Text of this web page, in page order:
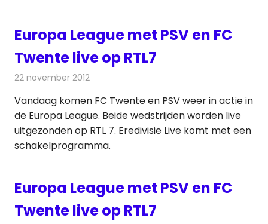
Europa League met PSV en FC
Twente live op RTL7
22 november 2012
Vandaag komen FC Twente en PSV weer in actie in
de Europa League. Beide wedstrijden worden live
uitgezonden op RTL 7. Eredivisie Live komt met een
schakelprogramma.
Europa League met PSV en FC
Twente live op RTL7